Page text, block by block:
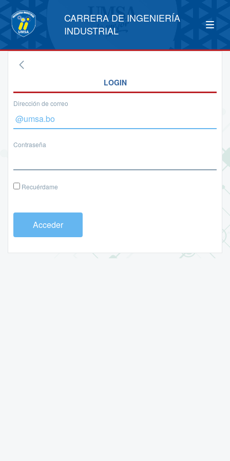
CARRERA DE INGENIERÍA
INDUSTRIAL
LOGIN
Dirección de correo
Contraseña
Recuérdame
Acceder